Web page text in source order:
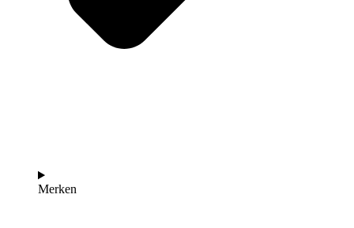
Merken